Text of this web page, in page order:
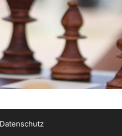
Datenschutz